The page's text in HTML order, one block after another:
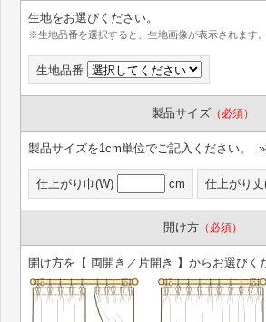
生地をお選びください。
※生地品番を選択すると、生地画像が表示されます
生地品番
製品サイズ （必須）
製品サイズを1cm単位でご記入ください。 »
仕上がり巾(W) cm 仕上がり丈
開け方 （必須）
開け方を【 両開き／片開き 】からお選びく